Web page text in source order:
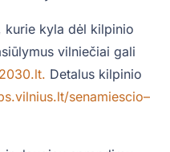
kurie kyla dėl kilpinio
vilniečiai gali
Detalus kilpinio
senamiescio–